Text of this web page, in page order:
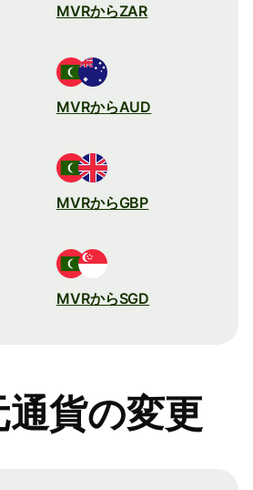
MVRからZAR
MVRからAUD
MVRからGBP
MVRからSGD
通貨の変更